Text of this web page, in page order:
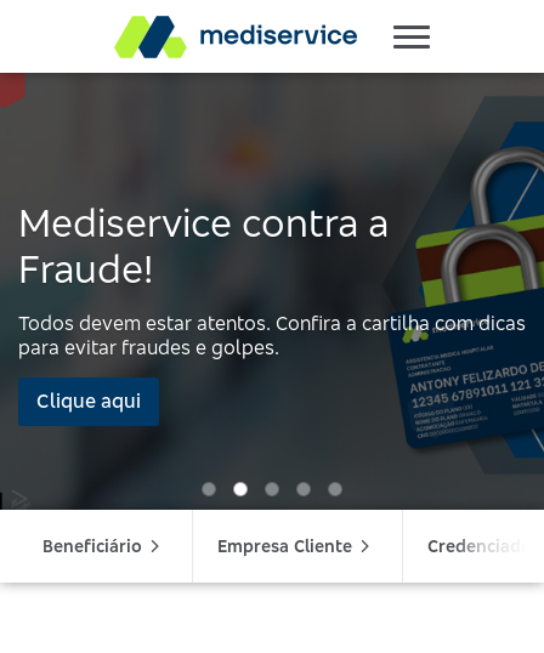
Mediservice contra a
Fraude!
Todos devem estar atentos. Confira a cartilha com dicas
para evitar fraudes e golpes.
Clique aqui
Beneficiário Empresa Cliente Credenciado